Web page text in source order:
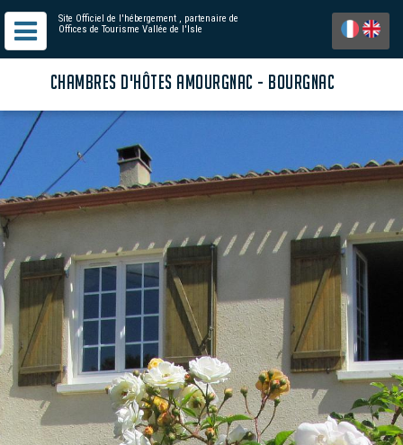
Site Officiel de l'hébergement , partenaire de
Offices de Tourisme Vallée de l'Isle
CHAMBRES D'HÔTES AMOURGNAC - BOURGNAC